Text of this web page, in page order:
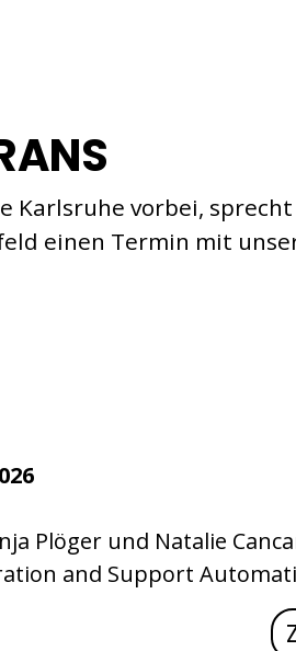
Karlsruhe vorbei,
einen Termin mit
Plöger und Natalie
and Support